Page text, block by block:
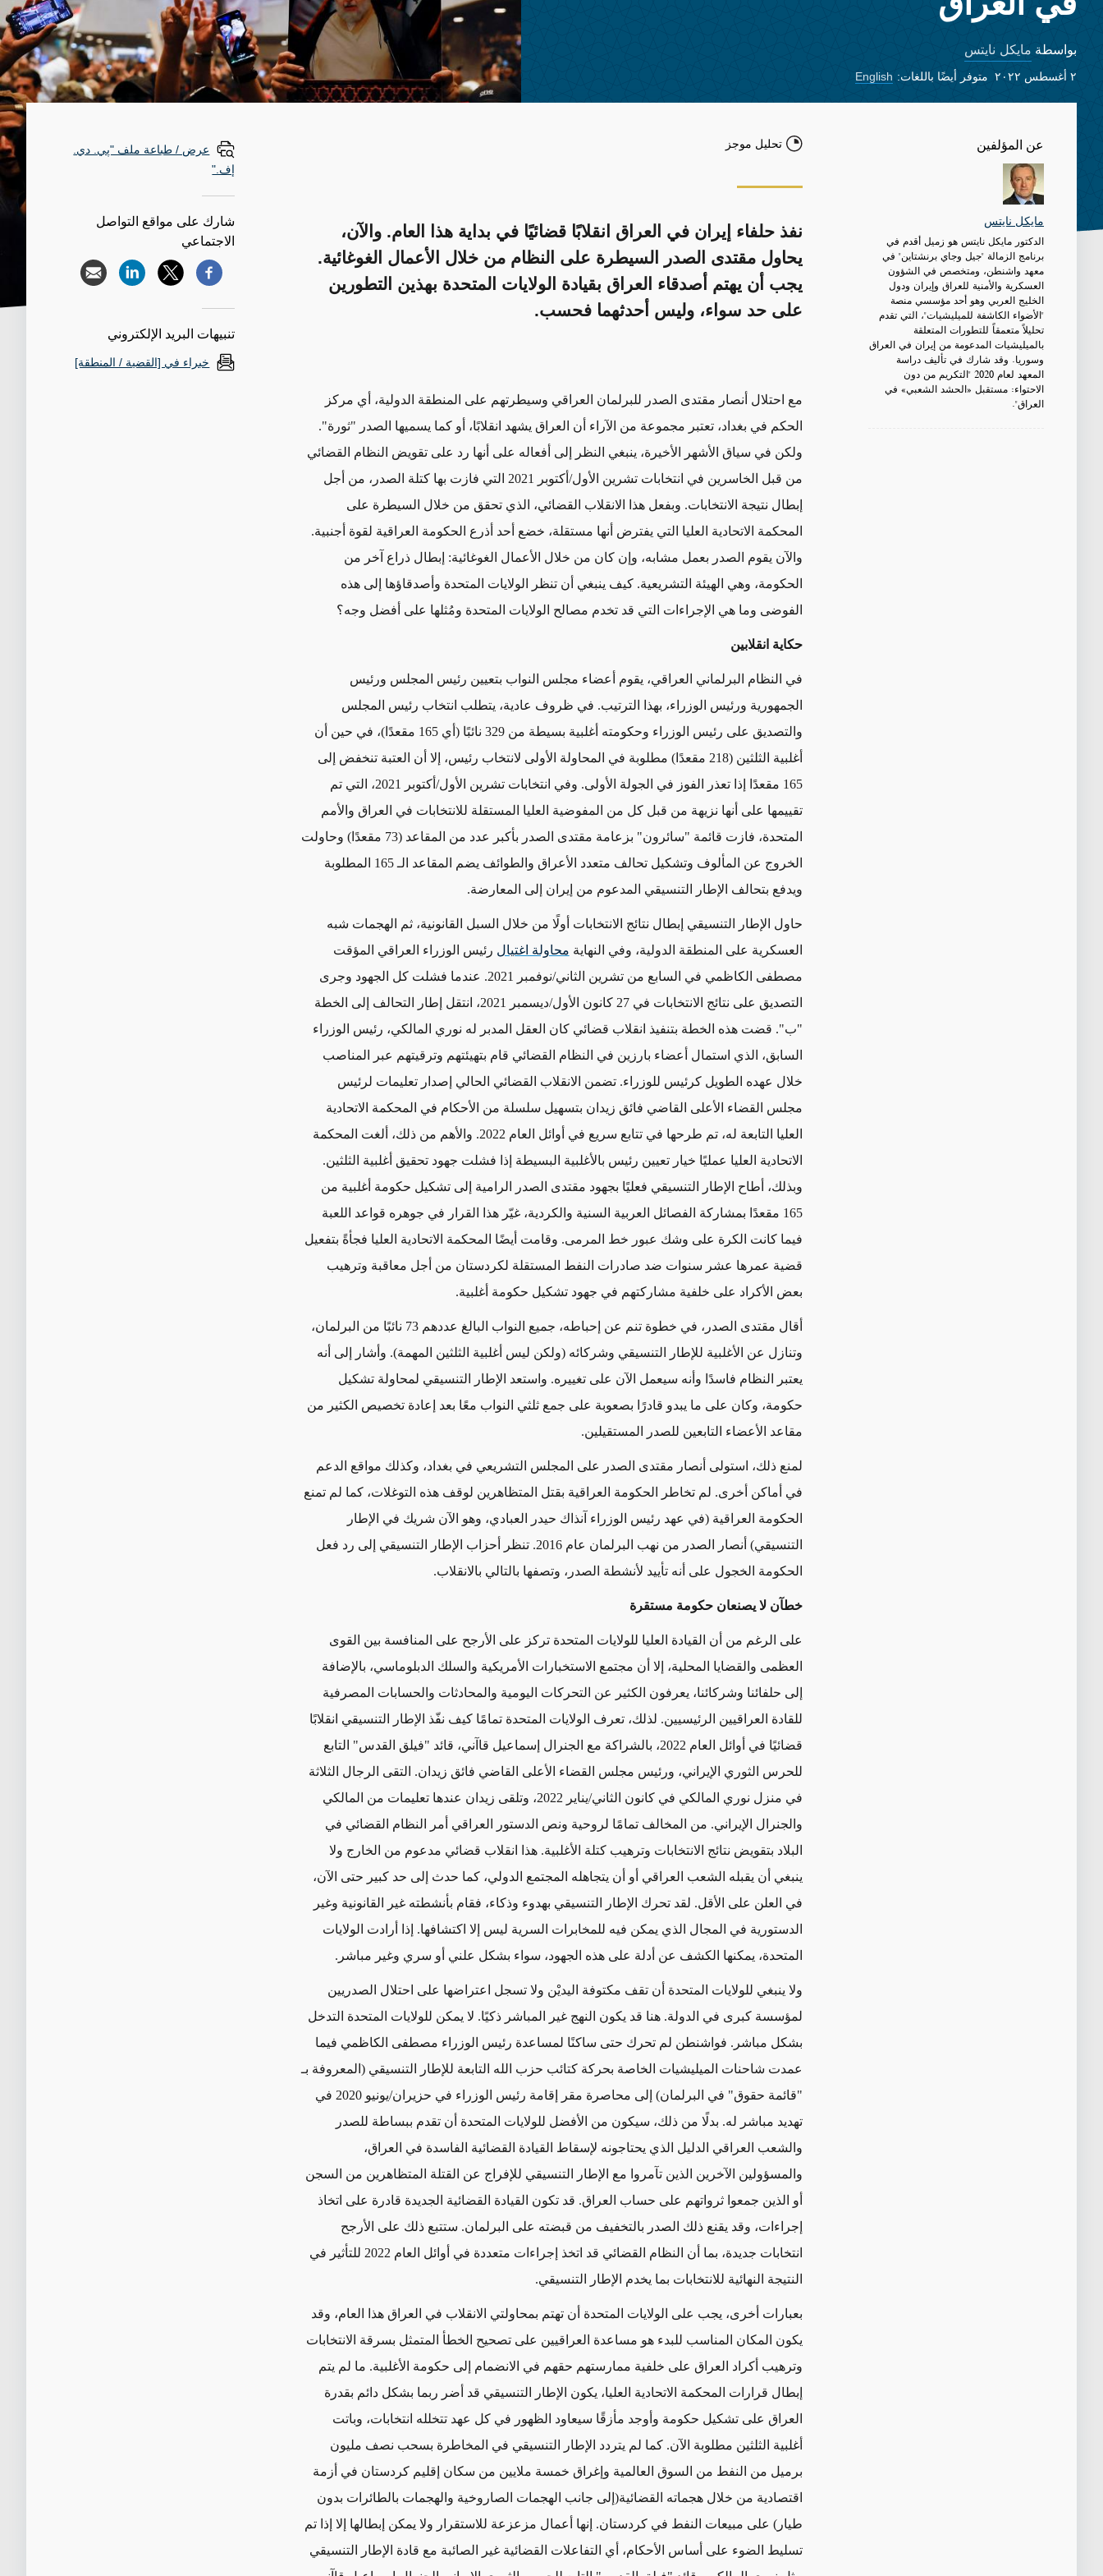
بواسطة مايكل نايتس
٢ أغسطس ٢٠٢٢ متوفر أيضًا باللغات: English
عن المؤلفين
مايكل نايتس
الدكتور مايكل نايتس هو زميل أقدم في
برنامج الزمالة "جيل وجاي برنشتاين" في
معهد واشنطن، ومتخصص في الشؤون
العسكرية والأمنية للعراق وإيران ودول
الخليج العربي وهو أحد مؤسسي منصة
"الأضواء الكاشفة للميليشيات"، التي تقدم
تحليلاً متعمقاً للتطورات المتعلقة
بالميليشيات المدعومة من إيران في العراق
وسوريا. وقد شارك في تأليف دراسة
المعهد لعام 2020 "التكريم من دون
الاحتواء: مستقبل «الحشد الشعبي» في
العراق".
تحليل موجز
نفذ حلفاء إيران في العراق انقلابًا قضائيًا في بداية هذا العام. والآن،
يحاول مقتدى الصدر السيطرة على النظام من خلال الأعمال الغوغائية.
يجب أن يهتم أصدقاء العراق بقيادة الولايات المتحدة بهذين التطورين
على حد سواء، وليس أحدثهما فحسب.
مع احتلال أنصار مقتدى الصدر للبرلمان العراقي وسيطرتهم على المنطقة الدولية، أي مركز
الحكم في بغداد، تعتبر مجموعة من الآراء أن العراق يشهد انقلابًا، أو كما يسميها الصدر "ثورة".
ولكن في سياق الأشهر الأخيرة، ينبغي النظر إلى أفعاله على أنها رد على تقويض النظام القضائي
من قبل الخاسرين في انتخابات تشرين الأول/أكتوبر 2021 التي فازت بها كتلة الصدر، من أجل
إبطال نتيجة الانتخابات. وبفعل هذا الانقلاب القضائي، الذي تحقق من خلال السيطرة على
المحكمة الاتحادية العليا التي يفترض أنها مستقلة، خضع أحد أذرع الحكومة العراقية لقوة أجنبية.
والآن يقوم الصدر بعمل مشابه، وإن كان من خلال الأعمال الغوغائية: إبطال ذراع آخر من
الحكومة، وهي الهيئة التشريعية. كيف ينبغي أن تنظر الولايات المتحدة وأصدقاؤها إلى هذه
الفوضى وما هي الإجراءات التي قد تخدم مصالح الولايات المتحدة ومُثلها على أفضل وجه؟
حكاية انقلابين
في النظام البرلماني العراقي، يقوم أعضاء مجلس النواب بتعيين رئيس المجلس ورئيس
الجمهورية ورئيس الوزراء، بهذا الترتيب. في ظروف عادية، يتطلب انتخاب رئيس المجلس
والتصديق على رئيس الوزراء وحكومته أغلبية بسيطة من 329 نائبًا (أي 165 مقعدًا)، في حين أن
أغلبية الثلثين (218 مقعدًا) مطلوبة في المحاولة الأولى لانتخاب رئيس، إلا أن العتبة تنخفض إلى
165 مقعدًا إذا تعذر الفوز في الجولة الأولى. وفي انتخابات تشرين الأول/أكتوبر 2021، التي تم
تقييمها على أنها نزيهة من قبل كل من المفوضية العليا المستقلة للانتخابات في العراق والأمم
المتحدة، فازت قائمة "سائرون" بزعامة مقتدى الصدر بأكبر عدد من المقاعد (73 مقعدًا) وحاولت
الخروج عن المألوف وتشكيل تحالف متعدد الأعراق والطوائف يضم المقاعد الـ 165 المطلوبة
ويدفع بتحالف الإطار التنسيقي المدعوم من إيران إلى المعارضة.
حاول الإطار التنسيقي إبطال نتائج الانتخابات أولًا من خلال السبل القانونية، ثم الهجمات شبه
العسكرية على المنطقة الدولية، وفي النهاية محاولة اغتيال رئيس الوزراء العراقي المؤقت
مصطفى الكاظمي في السابع من تشرين الثاني/نوفمبر 2021. عندما فشلت كل الجهود وجرى
التصديق على نتائج الانتخابات في 27 كانون الأول/ديسمبر 2021، انتقل إطار التحالف إلى الخطة
"ب". قضت هذه الخطة بتنفيذ انقلاب قضائي كان العقل المدبر له نوري المالكي، رئيس الوزراء
السابق، الذي استمال أعضاء بارزين في النظام القضائي قام بتهيئتهم وترقيتهم عبر المناصب
خلال عهده الطويل كرئيس للوزراء. تضمن الانقلاب القضائي الحالي إصدار تعليمات لرئيس
مجلس القضاء الأعلى القاضي فائق زيدان بتسهيل سلسلة من الأحكام في المحكمة الاتحادية
العليا التابعة له، تم طرحها في تتابع سريع في أوائل العام 2022. والأهم من ذلك، ألغت المحكمة
الاتحادية العليا عمليًا خيار تعيين رئيس بالأغلبية البسيطة إذا فشلت جهود تحقيق أغلبية الثلثين.
وبذلك، أطاح الإطار التنسيقي فعليًا بجهود مقتدى الصدر الرامية إلى تشكيل حكومة أغلبية من
165 مقعدًا بمشاركة الفصائل العربية السنية والكردية، غيّر هذا القرار في جوهره قواعد اللعبة
فيما كانت الكرة على وشك عبور خط المرمى. وقامت أيضًا المحكمة الاتحادية العليا فجأةً بتفعيل
قضية عمرها عشر سنوات ضد صادرات النفط المستقلة لكردستان من أجل معاقبة وترهيب
بعض الأكراد على خلفية مشاركتهم في جهود تشكيل حكومة أغلبية.
أقال مقتدى الصدر، في خطوة تنم عن إحباطه، جميع النواب البالغ عددهم 73 نائبًا من البرلمان،
وتنازل عن الأغلبية للإطار التنسيقي وشركائه (ولكن ليس أغلبية الثلثين المهمة). وأشار إلى أنه
يعتبر
النظام فاسدًا وأنه سيعمل الآن على تغييره. واستعد الإطار التنسيقي لمحاولة تشكيل
حكومة، وكان على ما يبدو قادرًا بصعوبة على جمع ثلثي النواب معًا بعد إعادة تخصيص الكثير من
مقاعد الأعضاء التابعين للصدر المستقيلين.
لمنع ذلك، استولى أنصار مقتدى الصدر على المجلس التشريعي في بغداد، وكذلك مواقع الدعم
في أماكن أخرى. لم تخاطر الحكومة العراقية بقتل المتظاهرين لوقف هذه التوغلات، كما لم تمنع
الحكومة العراقية (في عهد رئيس الوزراء آنذاك حيدر العبادي، وهو الآن شريك في الإطار
التنسيقي) أنصار الصدر من نهب البرلمان عام 2016. تنظر أحزاب الإطار التنسيقي إلى رد فعل
الحكومة الخجول على أنه تأييد لأنشطة الصدر، وتصفها بالتالي بالانقلاب.
خطآن لا يصنعان حكومة مستقرة
على الرغم من أن القيادة العليا للولايات المتحدة تركز على الأرجح على المنافسة بين القوى
العظمى والقضايا المحلية، إلا أن مجتمع الاستخبارات الأمريكية والسلك الدبلوماسي، بالإضافة
إلى حلفائنا وشركائنا، يعرفون الكثير عن التحركات اليومية والمحادثات والحسابات المصرفية
للقادة العراقيين الرئيسيين. لذلك، تعرف الولايات المتحدة تمامًا كيف نفّذ الإطار التنسيقي انقلابًا
قضائيًا في أوائل العام 2022، بالشراكة مع الجنرال إسماعيل قاآني، قائد "فيلق القدس" التابع
للحرس الثوري الإيراني، ورئيس مجلس القضاء الأعلى القاضي فائق زيدان. التقى الرجال الثلاثة
في منزل نوري المالكي في كانون الثاني/يناير 2022، وتلقى زيدان عندها تعليمات من المالكي
والجنرال الإيراني. من المخالف تمامًا لروحية ونص الدستور العراقي أمر النظام القضائي في
البلاد بتقويض نتائج الانتخابات وترهيب كتلة الأغلبية. هذا انقلاب قضائي مدعوم من الخارج ولا
ينبغي أن يقبله الشعب العراقي أو أن يتجاهله المجتمع الدولي، كما حدث إلى حد كبير حتى الآن،
في العلن على الأقل. لقد تحرك الإطار التنسيقي بهدوء وذكاء، فقام بأنشطته غير القانونية وغير
الدستورية في المجال الذي يمكن فيه للمخابرات السرية ليس إلا اكتشافها. إذا أرادت الولايات
المتحدة، يمكنها الكشف عن أدلة على هذه الجهود، سواء بشكل علني أو سري وغير مباشر.
ولا ينبغي للولايات المتحدة أن تقف مكتوفة اليديْن ولا تسجل اعتراضها على احتلال الصدريين
لمؤسسة كبرى في الدولة. هنا قد يكون النهج غير المباشر ذكيًا. لا يمكن للولايات المتحدة التدخل
بشكل مباشر. فواشنطن لم تحرك حتى ساكنًا لمساعدة رئيس الوزراء مصطفى الكاظمي فيما
عمدت شاحنات الميليشيات الخاصة بحركة كتائب حزب الله التابعة للإطار التنسيقي (المعروفة بـ
"قائمة حقوق" في البرلمان) إلى محاصرة مقر إقامة رئيس الوزراء في حزيران/يونيو 2020 في
تهديد مباشر له. بدلًا من ذلك، سيكون من الأفضل للولايات المتحدة أن تقدم ببساطة للصدر
والشعب العراقي الدليل الذي يحتاجونه لإسقاط القيادة القضائية الفاسدة في العراق،
والمسؤولين الآخرين الذين تآمروا مع الإطار التنسيقي للإفراج عن القتلة المتظاهرين من السجن
أو الذين جمعوا ثرواتهم على حساب العراق. قد تكون القيادة القضائية الجديدة قادرة على اتخاذ
إجراءات، وقد يقنع ذلك الصدر بالتخفيف من قبضته على البرلمان. ستتبع ذلك على الأرجح
انتخابات جديدة، بما أن النظام القضائي قد اتخذ إجراءات متعددة في أوائل العام 2022 للتأثير في
النتيجة النهائية للانتخابات بما يخدم الإطار التنسيقي.
بعبارات أخرى، يجب على الولايات المتحدة أن تهتم بمحاولتي الانقلاب في العراق هذا العام، وقد
يكون المكان المناسب للبدء هو مساعدة العراقيين على تصحيح الخطأ المتمثل بسرقة الانتخابات
وترهيب أكراد العراق على خلفية ممارستهم حقهم في الانضمام إلى حكومة الأغلبية. ما لم يتم
إبطال قرارات المحكمة الاتحادية العليا، يكون الإطار التنسيقي قد أضر ربما بشكل دائم بقدرة
العراق على تشكيل حكومة وأوجد مأزقًا سيعاود الظهور في كل عهد تتخلله انتخابات، وباتت
أغلبية الثلثين مطلوبة الآن. كما لم يتردد الإطار التنسيقي في المخاطرة بسحب نصف مليون
برميل من النفط من السوق العالمية وإغراق خمسة ملايين من سكان إقليم كردستان في أزمة
اقتصادية من خلالهجماته القضائية(إلى جانب الهجمات الصاروخية والهجمات بالطائرات بدون
طيار) على مبيعات النفط في كردستان. إنها أعمال مزعزعة للاستقرار ولا يمكن إبطالها إلا إذا تم
تسليط الضوء على أساس الأحكام، أي التفاعلات القضائية غير الصائبة مع قادة الإطار التنسيقي
عرض / طباعة ملف "پي. دي.
إف."
شارك على مواقع التواصل
الاجتماعي
تنبيهات البريد الإلكتروني
خبراء في [القضية / المنطقة]